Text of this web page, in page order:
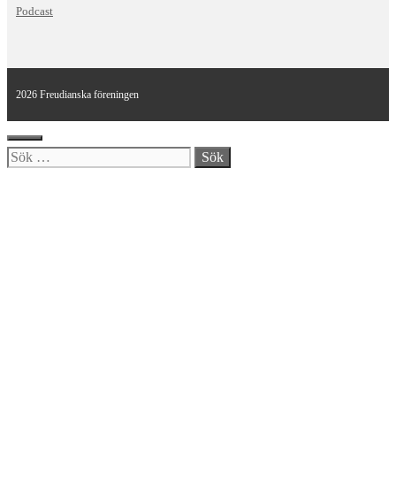
Podcast
2026 Freudianska föreningen
Stäng
Sök